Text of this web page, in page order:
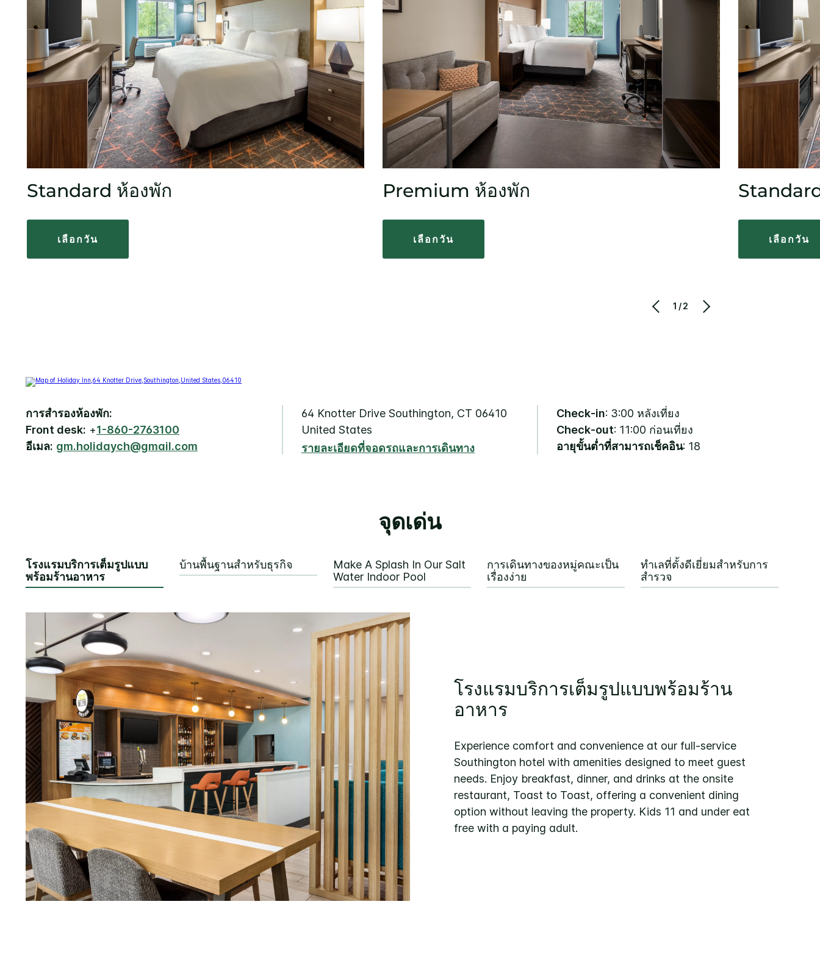
Standard ห้องพัก
เลือกวัน
Premium ห้องพัก
เลือกวัน เลือกวัน
1/2
การสำรองห้องพัก:
Front desk: +1-860-2763100
อีเมล: gm.holidaych@gmail.com
64 Knotter Drive Southington, CT 06410
United States
รายละเอียดที่จอดรถและการเดินทาง
Check-in: 3:00 หลังเที่ยง
Check-out: 11:00 ก่อนเที่ยง
อายุขั้นต่ำที่สามารถเช็คอิน: 18
จุดเด่น
โรงแรมบริการเต็มรูปแบบ
พร้อมร้านอาหาร
บ้านพื้นฐานสำหรับธุรกิจ
Make A Splash In Our Salt
Water Indoor Pool
การเดินทางของหมู่คณะเป็น
เรื่องง่าย
ทำเลที่ตั้งดีเยี่ยมสำหรับการ
สำรวจ
โรงแรมบริการเต็มรูปแบบพร้อมร้าน
อาหาร
Experience comfort and convenience at our full-service
Southington hotel with amenities designed to meet guest
needs. Enjoy breakfast, dinner, and drinks at the onsite
restaurant, Toast to Toast, offering a convenient dining
option without leaving the property. Kids 11 and under eat
free with a paying adult.